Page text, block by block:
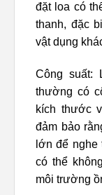
đặt loa có
thanh, đặc
vật dụng
Công suất:
thường có
kích thước
đảm bảo
lớn để
có thể
môi trường